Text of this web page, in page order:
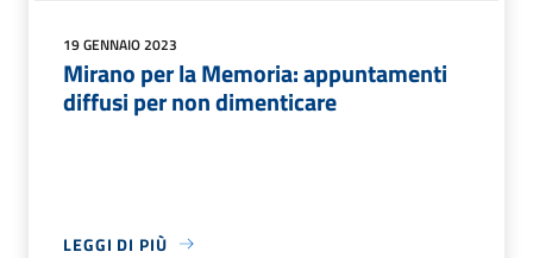
19 GENNAIO 2023
Mirano per la Memoria: appuntamenti
diffusi per non dimenticare
LEGGI DI PIÙ